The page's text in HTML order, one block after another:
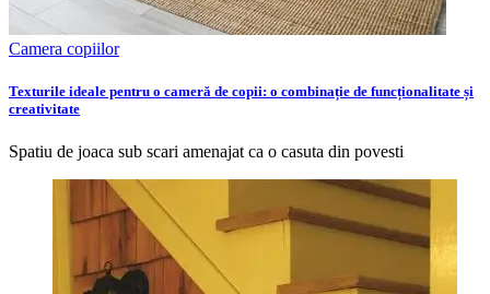
Camera copiilor
Texturile ideale pentru o cameră de copii: o combinație de funcționalitate și
creativitate
Spatiu de joaca sub scari amenajat ca o casuta din povesti